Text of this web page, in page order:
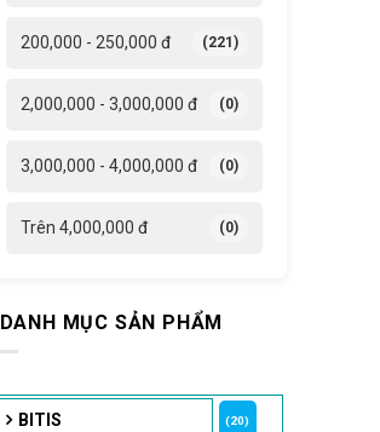
200,000 - 250,000 đ (221)
2,000,000 - 3,000,000 đ (0)
3,000,000 - 4,000,000 đ (0)
Trên 4,000,000 đ (0)
DANH MỤC SẢN PHẨM
BITIS (20)